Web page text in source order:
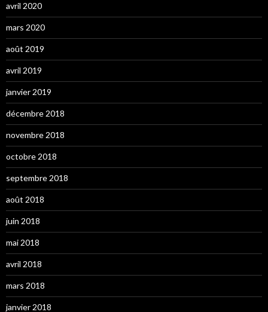
avril 2020
mars 2020
août 2019
avril 2019
janvier 2019
décembre 2018
novembre 2018
octobre 2018
septembre 2018
août 2018
juin 2018
mai 2018
avril 2018
mars 2018
janvier 2018